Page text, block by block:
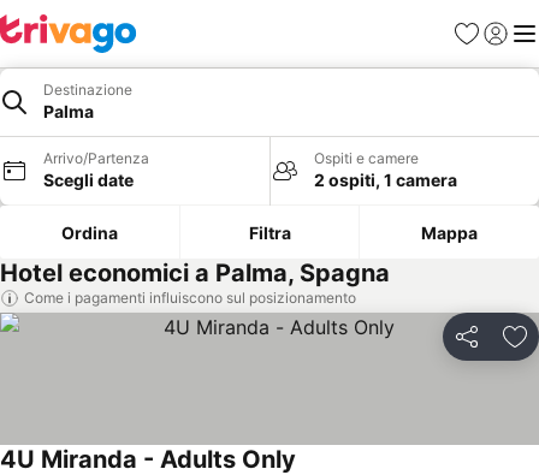
PreferitiAccedi
Destinazione
Palma
Arrivo/Partenza
Scegli date
Ospiti e camere
2 ospiti, 1 camera
Ordina Filtra Mappa
Hotel economici a Palma, Spagna
Come i pagamenti influiscono sul posizionamento
Condividi
4U Miranda - Adults Only